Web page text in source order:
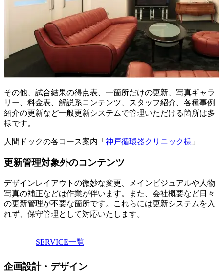
その他、試合結果の得点表、一箇所だけの更新、写真ギャラ
リー、料金表、解説系コンテンツ、スタッフ紹介、各種事例
紹介の更新など一般更新システムで管理いただける箇所は多
様です。
人間ドックの各コース案内「 神戸循環器クリニック様 」
更新管理対象外のコンテンツ
デザインレイアウトの微妙な変更、メインビジュアルや人物
写真の補正などは作業が伴います。また、会社概要など日々
の更新管理が不要な箇所です。これらには更新システムを入
れず、保守管理として対応いたします。
SERVICE一覧
企画設計・デザイン